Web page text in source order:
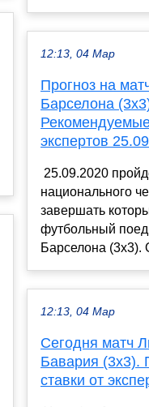
12:13, 04 Мар
Прогноз на
Барселона
экспертов
25.09.2020
национального
завершать
футбольный
Барселона (3х3).
12:13, 04 Мар
Сегодня матч
Бавария (3х3).
ставки от